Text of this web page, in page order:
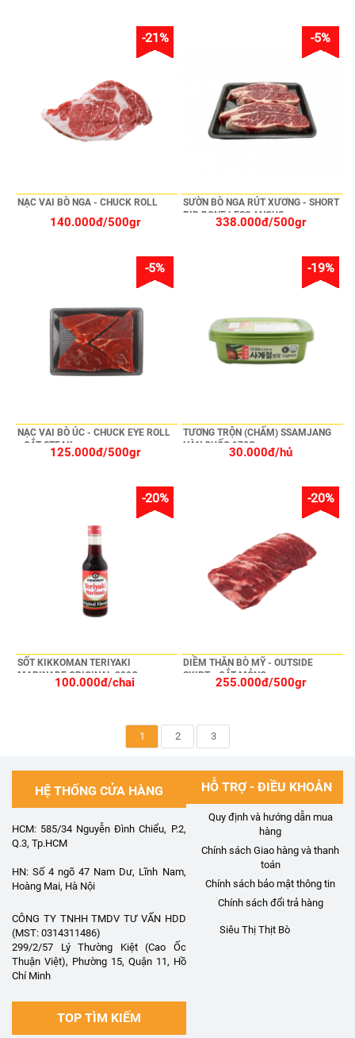
NẠC VAI BÒ NGA - CHUCK ROLL
140.000đ/500gr
-21%
SƯỜN BÒ NGA RÚT XƯƠNG - SHORT
RIB BONE LESS ANGUS
338.000đ/500gr
-5%
NẠC VAI BÒ ÚC - CHUCK EYE ROLL
- CẮT STEAK125.000đ/500gr
-5%
TƯƠNG TRỘN (CHẤM) SSAMJANG
HÀN QUỐC 170G30.000đ/hủ
-19%
SỐT KIKKOMAN TERIYAKI
MARINADE ORIGINAL 290G
100.000đ/chai
-20%
DIỀM THĂN BÒ MỸ - OUTSIDE
SKIRT - CẮT MỎNG
255.000đ/500gr
-20%
1 2 3
HỆ THỐNG CỬA HÀNG
HCM: 585/34 Nguyễn Đình Chiểu, P.2,
Q.3, Tp.HCM
HN: Số 4 ngõ 47 Nam Dư, Lĩnh Nam,
Hoàng Mai, Hà Nội
CÔNG TY TNHH TMDV TƯ VẤN HDD
(MST: 0314311486)
299/2/57 Lý Thường Kiệt (Cao Ốc
Thuận Việt), Phường 15, Quận 11, Hồ
Chí Minh
HỖ TRỢ - ĐIỀU KHOẢN
Quy định và hướng dẫn mua
hàng
Chính sách Giao hàng và thanh
toán
Chính sách bảo mật thông tin
Chính sách đổi trả hàng
TOP TÌM KIẾM
Siêu Thị Thịt Bò